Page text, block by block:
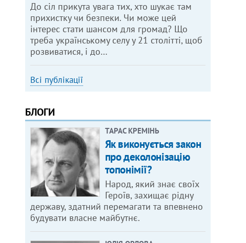
До сіл прикута увага тих, хто шукає там
прихистку чи безпеки. Чи може цей
інтерес стати шансом для громад? Що
треба українському селу у 21 столітті, щоб
розвиватися, і до…
Всі публікації
БЛОГИ
ТАРАС КРЕМІНЬ
Як виконується закон
про деколонізацію
топонімії?
Народ, який знає своїх
Героїв, захищає рідну
державу, здатний перемагати та впевнено
будувати власне майбутнє.